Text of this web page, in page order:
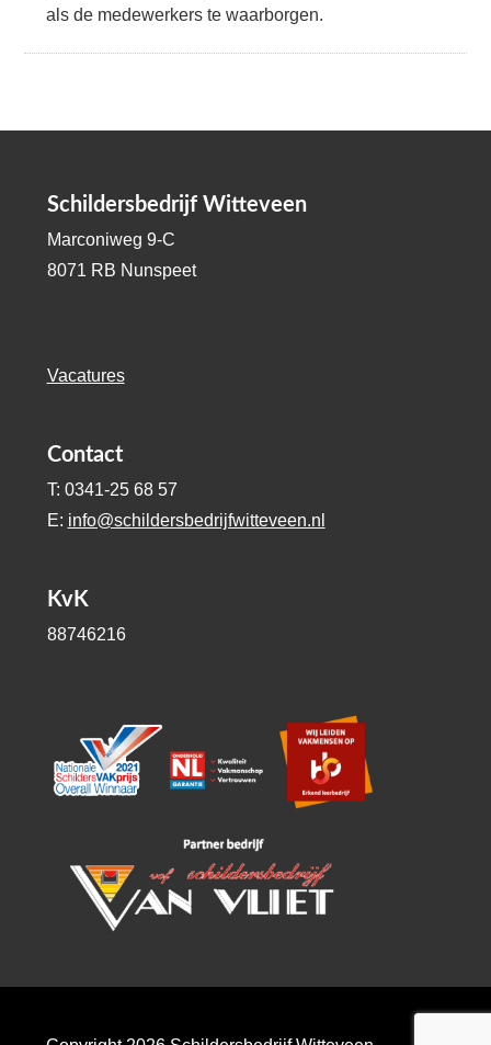
als de medewerkers te waarborgen.
Schildersbedrijf Witteveen
Marconiweg 9-C
8071 RB Nunspeet
Vacatures
Contact
T: 0341-25 68 57
E: info@schildersbedrijfwitteveen.nl
KvK
88746216